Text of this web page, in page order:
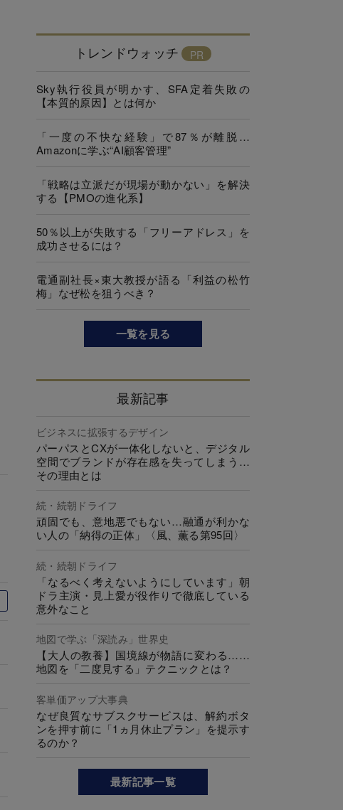
トレンドウォッチ
Sky執行役員が明かす、SFA定着失敗の
【本質的原因】とは何か
「一度の不快な経験」で87％が離脱…
Amazonに学ぶ“AI顧客管理”
「戦略は立派だが現場が動かない」を解決
する【PMOの進化系】
50％以上が失敗する「フリーアドレス」を
成功させるには？
電通副社長×東大教授が語る「利益の松竹
梅」なぜ松を狙うべき？
一覧を見る
最新記事
ビジネスに拡張するデザイン
パーパスとCXが一体化しないと、デジタル
空間でブランドが存在感を失ってしまう…
その理由とは
続・続朝ドライフ
頑固でも、意地悪でもない…融通が利かな
い人の「納得の正体」〈風、薫る第95回〉
続・続朝ドライフ
「なるべく考えないようにしています」朝
ドラ主演・見上愛が役作りで徹底している
意外なこと
地図で学ぶ「深読み」世界史
【大人の教養】国境線が物語に変わる……
地図を「二度見する」テクニックとは？
客単価アップ大事典
なぜ良質なサブスクサービスは、解約ボタ
ンを押す前に「1ヵ月休止プラン」を提示す
るのか？
最新記事一覧